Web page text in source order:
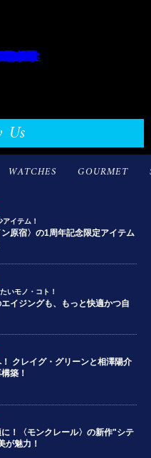
Us
WATCHES GOURMET
イテム！
ン原宿〉の1周年記念限定アイテム
いモノ・コト！
イジングも、もっと快適かつ自
！ クレイグ・グリーンと相澤陽介
築！
！〈モンクレール〉の新作"シテ
が魅力！